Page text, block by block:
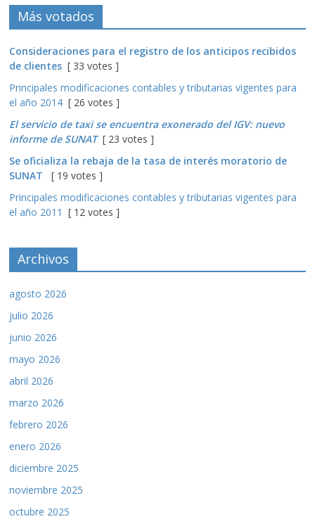
Más votados
Consideraciones para el registro de los anticipos recibidos
de clientes [ 33 votes ]
Principales modificaciones contables y tributarias vigentes para
el año 2014 [ 26 votes ]
El servicio de taxi se encuentra exonerado del IGV: nuevo
informe de SUNAT[ 23 votes ]
Se oficializa la rebaja de la tasa de interés moratorio de
SUNAT
[ 19 votes ]
Principales modificaciones contables y tributarias vigentes para
el año 2011 [ 12 votes ]
Archivos
agosto 2026
julio 2026
junio 2026
mayo 2026
abril 2026
marzo 2026
febrero 2026
enero 2026
diciembre 2025
noviembre 2025
octubre 2025